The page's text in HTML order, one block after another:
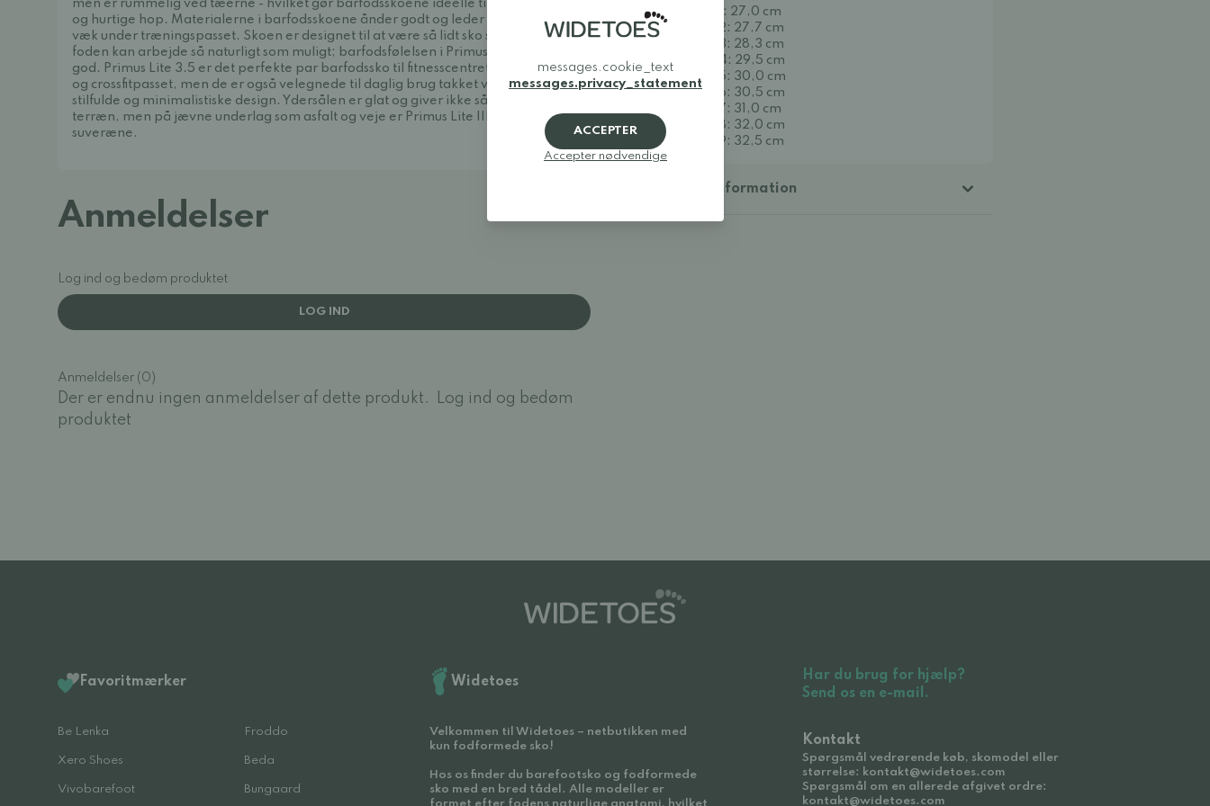
men er rummelig ved tæerne - hvilket gør barfodsskoene ideelle til træning, løb
og hurtige hop. Materialerne i barfodsskoene ånder godt og leder fugt og sved
væk under træningspasset. Skoen er designet til at være så lidt sko som muligt, så
foden kan arbejde så naturligt som muligt; barfodsfølelsen i Primus Lite er meget
god. Primus Lite 3.5 er det perfekte par barfodssko til fitnesscentret, løbeturen
og crossfitpasset, men de er også velegnede til daglig brug takket være det
stilfulde og minimalistiske design. Ydersålen er glat og giver ikke så godt greb i
terræn, men på jævne underlag som asfalt og veje er Primus Lite III virkelig
suveræne.
Anmeldelser
Log ind og bedøm produktet
LOG IND
Anmeldelser (0)
Der er endnu ingen anmeldelser af dette produkt.
Log ind og bedøm
produktet
Størrelse 41: 27,0 cm
Størrelse 42: 27,7 cm
Størrelse 43: 28,3 cm
Størrelse 44: 29,5 cm
Størrelse 45: 30,0 cm
Størrelse 46: 30,5 cm
Størrelse 47: 31,0 cm
Størrelse 48: 32,0 cm
Størrelse 49: 32,5 cm
Yderligere information
Favoritmærker
Be Lenka Froddo
Xero Shoes Beda
Vivobarefoot Bungaard
Widetoes
Velkommen til Widetoes – netbutikken med
kun fodformede sko!
Hos os finder du barefootsko og fodformede
sko med en bred tådel. Alle modeller er
Har du brug for hjælp?
Send os en e-mail.
Kontakt
Spørgsmål vedrørende køb, skomodel eller
størrelse: kontakt@widetoes.com
Spørgsmål om en allerede afgivet ordre:
kontakt@widetoes.com
messages.cookie_text
messages.privacy_statement
ACCEPTER
Accepter nødvendige